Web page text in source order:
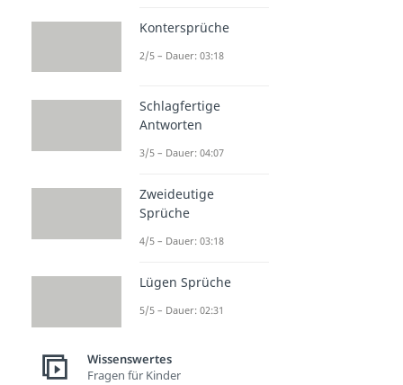
Kontersprüche
2/5 – Dauer: 03:18
Schlagfertige
Antworten
3/5 – Dauer: 04:07
Zweideutige
Sprüche
4/5 – Dauer: 03:18
Lügen Sprüche
5/5 – Dauer: 02:31
Wissenswertes
Fragen für Kinder